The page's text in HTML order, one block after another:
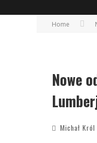
Home
Nowe
Michał Król